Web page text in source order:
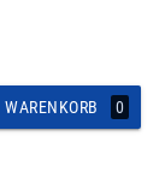
WARENKORB 0